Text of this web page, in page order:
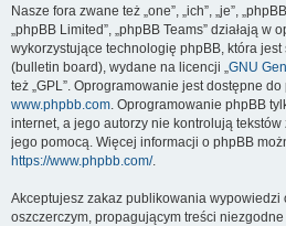
Nasze fora zwane też „one”, „ich”, „je”,
„phpBB Limited”, „phpBB Teams” działają w
wykorzystujące technologię phpBB, która
(bulletin board), wydane na licencji „GNU
też „GPL”. Oprogramowanie jest dostępne
www.phpbb.com. Oprogramowanie phpBB
internet, a jego autorzy nie kontrolują
jego pomocą. Więcej informacji o phpBB
https://www.phpbb.com/.
Akceptujesz zakaz publikowania wypowiedzi
oszczerczym, propagującym treści